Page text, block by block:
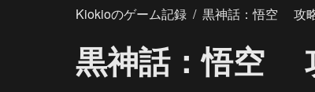
Kiokioのゲーム記録 / 黒神話：悟空 攻
黒神話：悟空